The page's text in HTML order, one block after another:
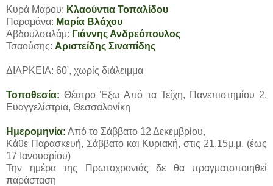
Κυρά Μαρου: Κλαούντια Τοπαλίδου
Παραμάνα: Μαρία Βλάχου
Αβδουλσαλάμ: Γιάννης Ανδρεόπουλος
Τσαούσης: Αριστείδης Σιναπίδης
ΔΙΑΡΚΕΙΑ: 60', χωρίς διάλειμμα
Τοποθεσία: Θέατρο Έξω Από τα Τείχη, Πανεπιστημίου 2,
Ευαγγελίστρια, Θεσσαλονίκη
Ημερομηνία: Από το Σάββατο 12 Δεκεμβρίου,
Κάθε Παρασκευή, Σάββατο και Κυριακή, στις 21.15μ.μ. (έως
17 Ιανουαρίου)
Την ημέρα της Πρωτοχρονιάς δε θα πραγματοποιηθεί
παράσταση